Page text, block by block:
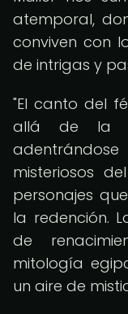
atemporal,
conviven con
de intrigas y
"El canto del
allá de la
misteriosos
personajes
la redención.
de
mitología
un aire de